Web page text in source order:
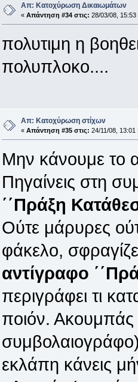
Απ: Κατοχύρωση Δικαιωμάτων
« Απάντηση #34 στις: 28/03/08, 15:53
πολυτιμη η
πολυπλοκο....
Απ: Κατοχύρωση στίχων
« Απάντηση #35 στις: 24/11/08, 13:01
Μην κάνουμε το
Πηγαίνεις στη
΄΄Πράξη
Ούτε μάρυρες
φάκελο,
αντίγραφο
περιγράφει τι
ποιόν.
συμβολαιογράφο)
εκλάπη κάνεις